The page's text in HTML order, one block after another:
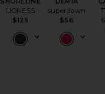
LIONESS
$125
superdown
$56